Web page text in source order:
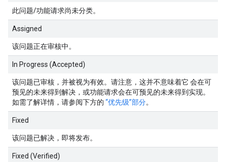
此问题/功能请求尚未分类。
Assigned
该问题正在审核中。
In Progress (Accepted)
该问题已审核，并被视为有效。请注意，这并不意味着它 会在可
预见的未来得到解决，或功能请求会在可预见的未来得到实现。
如需了解详情，请参阅下方的 “优先级”部分。
Fixed
该问题已解决，即将发布。
Fixed (Verified)